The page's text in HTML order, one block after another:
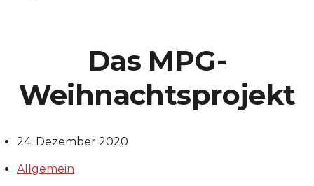
Das MPG-
Weihnachtsprojekt
24. Dezember 2020
Allgemein